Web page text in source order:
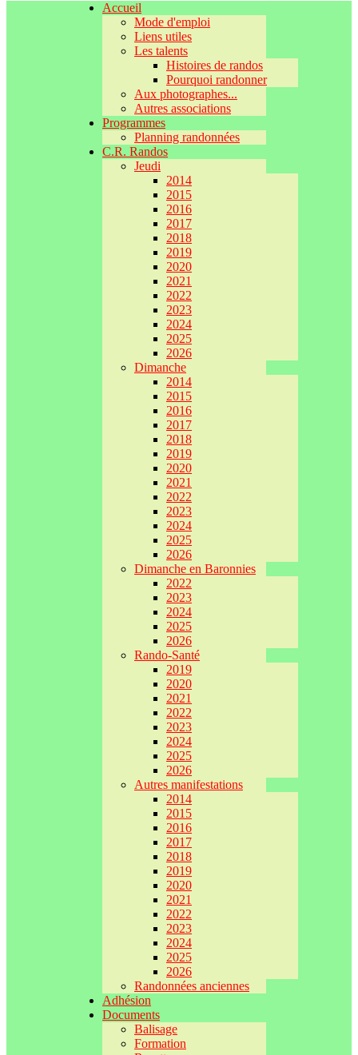
Accueil
Mode d'emploi
Liens utiles
Les talents
Histoires de randos
Pourquoi randonner
Aux photographes...
Autres associations
Programmes
Planning randonnées
C.R. Randos
Jeudi
2014
2015
2016
2017
2018
2019
2020
2021
2022
2023
2024
2025
2026
Dimanche
2014
2015
2016
2017
2018
2019
2020
2021
2022
2023
2024
2025
2026
Dimanche en Baronnies
2022
2023
2024
2025
2026
Rando-Santé
2019
2020
2021
2022
2023
2024
2025
2026
Autres manifestations
2014
2015
2016
2017
2018
2019
2020
2021
2022
2023
2024
2025
2026
Randonnées anciennes
Adhésion
Documents
Balisage
Formation